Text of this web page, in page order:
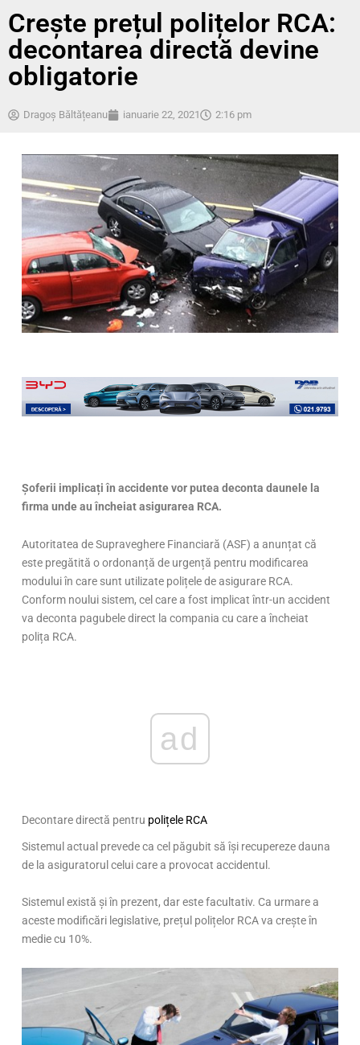
Crește prețul polițelor RCA:
decontarea directă devine
obligatorie
Dragoș Băltățeanu ianuarie 22, 2021 2:16 pm
Șoferii implicați în accidente vor putea deconta daunele la
firma unde au încheiat asigurarea RCA.
Autoritatea de Supraveghere Financiară (ASF) a anunțat că
este pregătită o ordonanță de urgență pentru modificarea
modului în care sunt utilizate polițele de asigurare RCA.
Conform noului sistem, cel care a fost implicat într-un accident
va deconta pagubele direct la compania cu care a încheiat
polița RCA.
ad
Decontare directă pentru polițele RCA
Sistemul actual prevede ca cel păgubit să își recupereze dauna
de la asiguratorul celui care a provocat accidentul.
Sistemul există și în prezent, dar este facultativ. Ca urmare a
aceste modificări legislative, prețul polițelor RCA va crește în
medie cu 10%.